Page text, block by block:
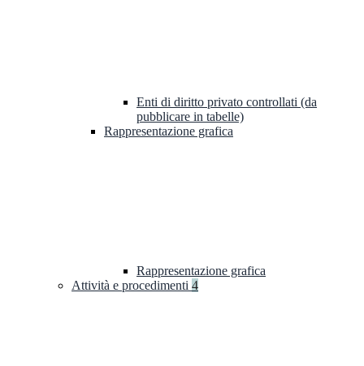
Enti di diritto privato controllati (da
pubblicare in tabelle)
Rappresentazione grafica
Rappresentazione grafica
Attività e procedimenti 4